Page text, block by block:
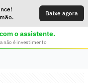
Baixe agora
o assistente.
não é investimento